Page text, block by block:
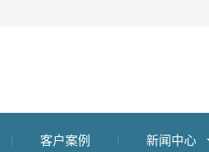
客户案例 新闻中心